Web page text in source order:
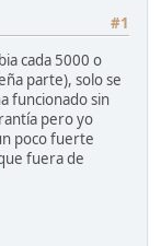
#1
cada 5000 o
parte), solo se
funcionado sin
pero yo
poco fuerte
fuera de